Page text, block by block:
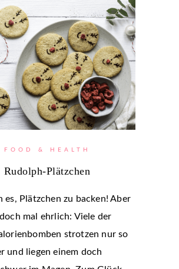
FOOD & HEALTH
Rudolph-Plätzchen
es, Plätzchen zu backen! Aber
mal ehrlich: Viele der
strotzen nur so
und liegen einem doch